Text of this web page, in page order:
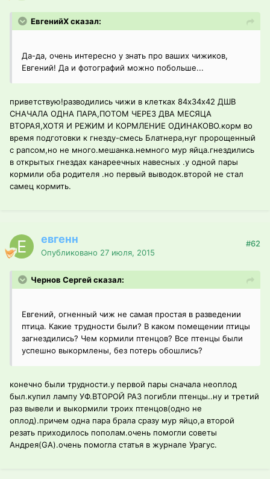
ЕвгенийХ сказал:
Да-да, очень интересно у знать про ваших чижиков,
Евгений! Да и фотографий можно побольше...
приветствую!разводились чижи в клетках 84х34х42 ДШВ
СНАЧАЛА ОДНА ПАРА,ПОТОМ ЧЕРЕЗ ДВА МЕСЯЦА
ВТОРАЯ,ХОТЯ И РЕЖИМ И КОРМЛЕНИЕ ОДИНАКОВО.корм во
время подготовки к гнезду-смесь Блатнера,нуг пророщенный
с рапсом,но не много.мешанка.немного мур яйца.гнездились
в открытых гнездах канареечных навесных .у одной пары
кормили оба родителя .но первый выводок.второй не стал
самец кормить.
евгенн
Опубликовано 27 июля, 2015
#62
Чернов Сергей сказал:
Евгений, огненный чиж не самая простая в разведении
птица. Какие трудности были? В каком помещении птицы
загнездились? Чем кормили птенцов? Все птенцы были
успешно выкормлены, без потерь обошлись?
конечно были трудности.у первой пары сначала неоплод
был.купил лампу УФ.ВТОРОЙ РАЗ погибли птенцы..ну и третий
раз вывели и выкормили троих птенцов(одно не
оплод).причем одна пара брала сразу мур яйцо,а второй
резать приходилось пополам.очень помогли советы
Андрея(GA).очень помогла статья в журнале Урагус.